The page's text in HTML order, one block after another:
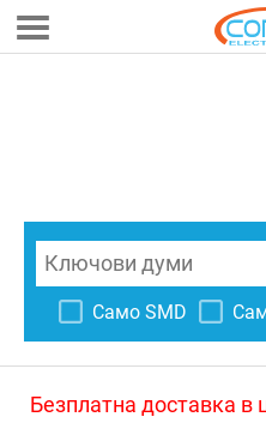
Само SMD
Безплатна доставка в